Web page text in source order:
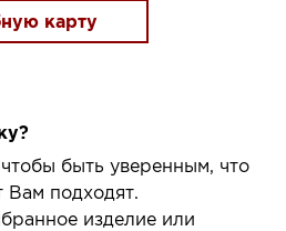
карту
быть уверенным, что
Вам подходят.
изделие или